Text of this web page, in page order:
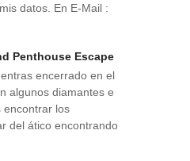
datos. En E-Mail :
Penthouse Escape
encerrado en el
algunos diamantes e
encontrar los
del ático encontrando